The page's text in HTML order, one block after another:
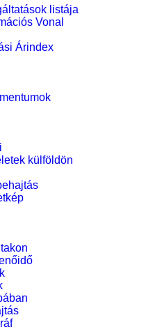
listája
Vonal
Árindex
külföldön